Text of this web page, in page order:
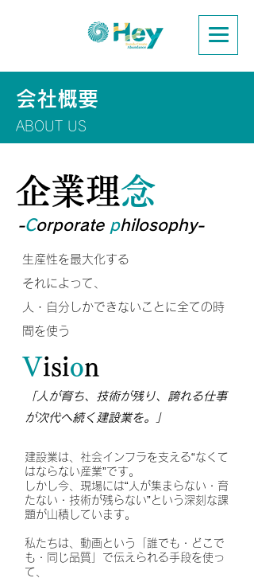
​会社概要
ABOUT US
企業理念
-Corporate philosophy-
生産性を最大化する
それによって、
人・自分しかできないことに全ての時
間を使う
Vision
「人が育ち、技術が残り、誇れる仕事
が次代へ続く建設業を。」
建設業は、社会インフラを支える“なくて
はならない産業”です。
しかし今、現場には“人が集まらない・育
たない・技術が残らない”という深刻な課
題が山積しています。
私たちは、動画という「誰でも・どこで
も・同じ品質」で伝えられる手段を使っ
て、